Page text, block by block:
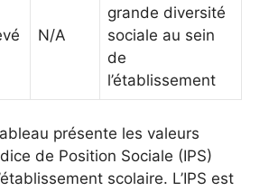
N/A
grande diversité
sociale au sein
de
l’établissement
présente les valeurs
de Position Sociale (IPS)
scolaire. L’IPS est